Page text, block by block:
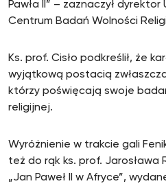
Pawła II” – zaznaczył
Centrum Badań Wolności
Ks. prof. Cisło podkreślił, że
wyjątkową postacią
którzy poświęcają swoje
religijnej.
Wyróżnienie w trakcie gali
też do rąk ks. prof. Jarosława
„Jan Paweł II w Afryce”,